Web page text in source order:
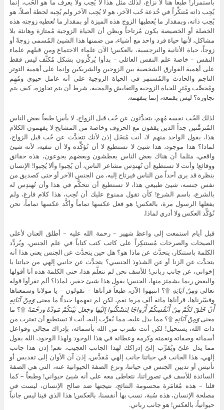
باستمرار! طبعاً هنا لا نزاع، لذلك مثل هذا لا يُحِب ولا يعرف ما هو الحُب، إنما
يُحِب ذاته مُتنكِّراً في خُدعة حُب الآخر، هو لا يُحِب الآخر ولم يُحِبه لحظة أصلاً، هو
يُحِب ذاته، وبمقدار ما يُعطيها الزوج هذه الميزة أو بمقدار ما تُعطيه زوجته هذه
الخصلة أو الخصيصة يكون مُرتاحاً ويظن أن الحياة الزوجية مُمتازة وهانئة بلا
مشاكل، لأنها حياة فرد واحد مع أشياء، من ضمنها هذا الشيئ المُسمى زوجةً أو
زوجاً، حياة الأنانية والنرجسية، بالعكس! الآن علماء الاجتماع ومن قبلهم علماء
النفس – خاصة علم النفس العائلي – بدأوا يُركِّزون بشكل مُكثَّف ليس فقط
على أهمية الفوارق الشخصية بين الزوجين والشريكين وإنما على أهمية التوتر
الناجم والحادث والمُستمِر في الحياة الزوجية على أنه عامل حيوي ومُهِم
ومُخصِّب ومُثرٍ للحياة الزوجية والتعايش والمحبة، شرط أن يتم تجاوزه، كيف يتم
تجاوزه؟ ليس بقمعه، إنما بتفهمه.
لذلك الحُب نفسه مُهِم، يتحدَّثون عن حُب قبل الزواج، لا بأس! طبعاً بعض الناس
المُتزمِّتين جداً الذين يقفون مع الحروف وخاصة من المشايخ لا يفهمون الكلام
هذا، يقول الواحد منهم لا، أنت مُنحَل إذن لأنك تتحدَّث عن حُب قبل الزواج،
لماذا؟ هذا موجود، هذا شيئ لا تستطيع لا أن تُؤكِّده ولا أن تنفيه، لأنه شيئ
واقعي، مثلما أن هناك بعض الناس يعطشون وبعضهم يجوعون، هذه حقائق
ووقائع! وأنت لا تستطيع أن تُهندِس مشاعر الناس، أن يُحِبوا وألا يُحِبوا! الإنسان
بنظرة قد يرى أحداً من الناس فيرتاح إليه، من الجنس الآخر أو حتى كصديق من
نفس جنسه، شيئ طبيعي هذا، لا تستطيع أن تتحكَّم في هذا وأن تُهندِس له
بالشرع، باسم الشرع! كأن تقول ممنوع عليك أن تُحِب، هذا كلام فارغ، ولم
يفعلها الرسول مرة، بالعكس! هو فعل عكسها تماماً وأكَّد عكسها تماماً، نحن
نُؤكِّد العكس ولا أدري لماذا.
قبل أيام استمعت إلى واعظ شهير – رحمة الله عليه – أطلق العنان لأعلى
الصيحات والصرخات مُستنكِراً على كاتب كتب كتاباً في علم الجنس، ويُردِّد
الكلمة باستنكار، يتحدَّث عن ماذا هو؟ هل حين يتحدَّث عن الجنس يعني هذا أنه
يتحدَّث عن الزنا أو عن الشذوذ الجنسي؟ يتحدَّث عن جانبي إلهي من حياتنا يا
إخواني، عن جانب رباني! للأسف نحن لم نتعلَّم هذا، حتى الكلمة هذه أنا أقولها
والبعض ربما يشمئز منها، الجنس! يقول هذا شيئ حقير، لماذا؟ ألم تقرأوا قوله
تعالىوَمِنْ آيَاتِهِ ۩؟ انتبهوا الآن، طبعاً قرأناها – تقولون – يا مولانا وسمعناها
وفسَّرناها، قرأناها مائة ألف مرة! نعم، لكن لم نفهمها جيداً! ما معنىوَمِنْ آيَاتِهِ
أَنْ خَلَقَ لَكُمْ مِنْ أَنْفُسِكُمْ أَزْوَاجًا لِتَسْكُنُوا إِلَيْهَا وَجَعَلَ بَيْنَكُمْ مَوَدَّةً وَرَحْمَةً۩؟ ما
معنىوَمِنْ آيَاتِهِ۩؟ مما يدل عليه، مما يُقرِّب إليه، أنت لا تستطيع أن تقترب من
ذات الله، يستحيل! لكن أنت تقترب من الله بأسمائه، بإدراك مجالي وفواعل
أسمائه وصفاته ونعمته وكرمه وعطائه في هذا الوجود ولهذا الوجود، الله يقول
مما يدل علىّ ويُقرِّب إلىّ إدراكك لهذا الجانب العجيب، نعم! إذن هذا جانب
إلهي، هذا الجانب في حياتنا جانب إلهي مُقدَّس، إذن آن الأوان إلى تقديس أو
تأنيس أو تديين الجنس في حياتنا، ونزع الصفة الحيوانية عنه، التي هي الصفة
السائدة للأسف في تصوراتنا، نتعاطى معه على أنه شيئ حيواني! وطبعاً – كما
قلنا – هذه مُغامَرة محسومة النتائج، نتيجتها ضد صالح الإنسان، ليست في
مصلحة الإنسان، هذه سُبة، نسب بها أنفسنا، بالعكس! هذا الذي فينا ليس جانباً
حيوانياً، بالعكس! هو جانب رباني.